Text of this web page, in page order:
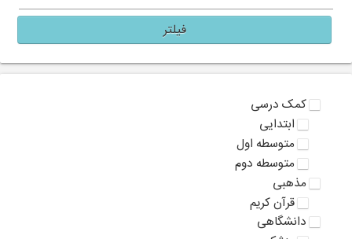
فیلتر
کمک درسی
ابتدایی
متوسطه اول
متوسطه دوم
مذهبی
قرآن کریم
دانشگاهی